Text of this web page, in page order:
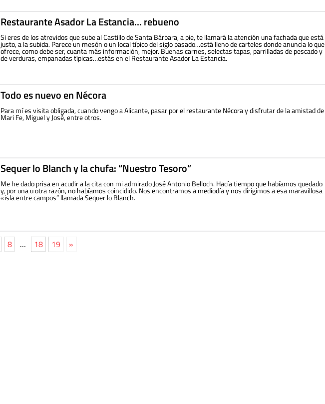
Restaurante Asador La Estancia… rebueno
Si eres de los atrevidos que sube al Castillo de Santa Bárbara, a pie, te llamará la atención una fachada que está
justo, a la subida. Parece un mesón o un local típico del siglo pasado…está lleno de carteles donde anuncia lo que
ofrece, como debe ser, cuanta más información, mejor. Buenas carnes, selectas tapas, parrilladas de pescado y
de verduras, empanadas típicas…estás en el Restaurante Asador La Estancia.
Todo es nuevo en Nécora
Para mí es visita obligada, cuando vengo a Alicante, pasar por el restaurante Nécora y disfrutar de la amistad de
Mari Fe, Miguel y José, entre otros.
Sequer lo Blanch y la chufa: “Nuestro Tesoro”
Me he dado prisa en acudir a la cita con mi admirado José Antonio Belloch. Hacía tiempo que habíamos quedado
y, por una u otra razón, no habíamos coincidido. Nos encontramos a mediodía y nos dirigimos a esa maravillosa
«isla entre campos” llamada Sequer lo Blanch.
8 … 18 19 »